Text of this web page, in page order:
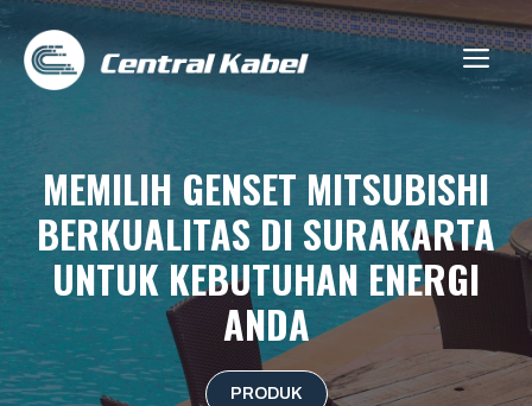
Skip
content
MEMILIH GENSET MITSUBISHI
BERKUALITAS DI SURAKARTA
UNTUK KEBUTUHAN ENERGI
ANDA
PRODUK